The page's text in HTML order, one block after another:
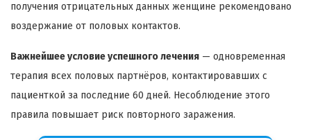
получения отрицательных данных женщине рекомендовано
воздержание от половых контактов.
Важнейшее условие успешного лечения — одновременная
терапия всех половых партнёров, контактировавших с
пациенткой за последние 60 дней. Несоблюдение этого
правила повышает риск повторного заражения.